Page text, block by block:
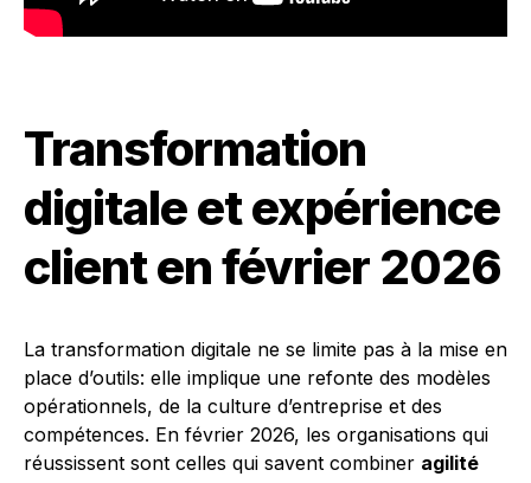
Transformation
digitale et expérience
client en février 2026
La transformation digitale ne se limite pas à la mise en
place d’outils: elle implique une refonte des modèles
opérationnels, de la culture d’entreprise et des
compétences. En février 2026, les organisations qui
réussissent sont celles qui savent combiner agilité